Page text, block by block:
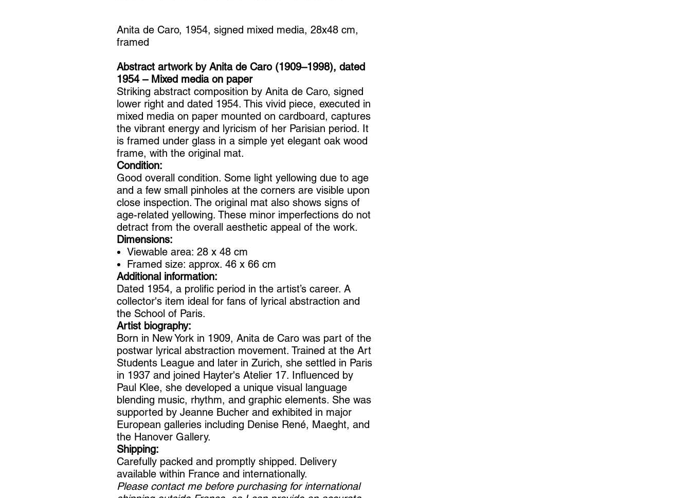
Anita de Caro, 1954, signed mixed media, 28x48 cm,
framed
Abstract artwork by Anita de Caro (1909–1998), dated
1954 – Mixed media on paper
Striking abstract composition by Anita de Caro, signed
lower right and dated 1954. This vivid piece, executed in
mixed media on paper mounted on cardboard, captures
the vibrant energy and lyricism of her Parisian period. It
is framed under glass in a simple yet elegant oak wood
frame, with the original mat.
Condition:
Good overall condition. Some light yellowing due to age
and a few small pinholes at the corners are visible upon
close inspection. The original mat also shows signs of
age-related yellowing. These minor imperfections do not
detract from the overall aesthetic appeal of the work.
Dimensions:
Viewable area: 28 x 48 cm
Framed size: approx. 46 x 66 cm
Additional information:
Dated 1954, a prolific period in the artist’s career. A
collector's item ideal for fans of lyrical abstraction and
the School of Paris.
Artist biography:
Born in New York in 1909, Anita de Caro was part of the
postwar lyrical abstraction movement. Trained at the Art
Students League and later in Zurich, she settled in Paris
in 1937 and joined Hayter's Atelier 17. Influenced by
Paul Klee, she developed a unique visual language
blending music, rhythm, and graphic elements. She was
supported by Jeanne Bucher and exhibited in major
European galleries including Denise René, Maeght, and
the Hanover Gallery.
Shipping:
Carefully packed and promptly shipped. Delivery
available within France and internationally.
Please contact me before purchasing for international